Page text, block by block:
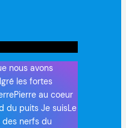
nous avons
les fortes
au coeur
du puits Je suisLe
des nerfs du